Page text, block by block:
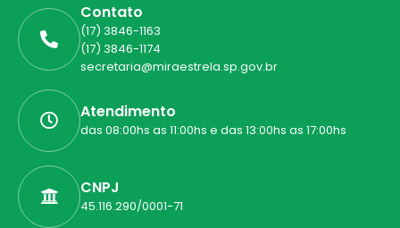
Contato
(17) 3846-1163
(17) 3846-1174
secretaria@miraestrela.sp.gov.br
Atendimento
das 08:00hs as 11:00hs e das 13:00hs as 17:00hs
CNPJ
45.116.290/0001-71